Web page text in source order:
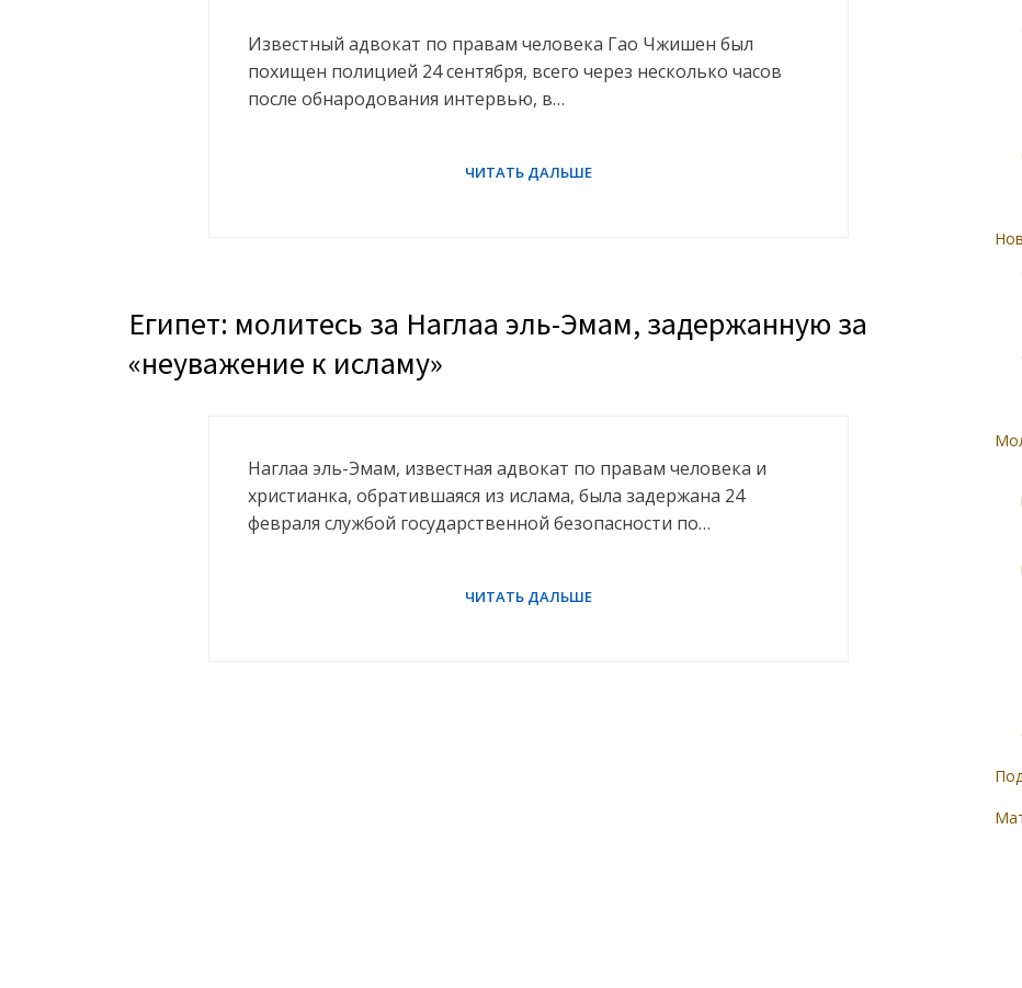
Известный адвокат по правам человека Гао Чжишен был
похищен полицией 24 сентября, всего через несколько часов
после обнародования интервью, в…
Египет: молитесь за Наглаа эль-Эмам, задержанную за
«неуважение к исламу»
Наглаа эль-Эмам, известная адвокат по правам человека и
христианка, обратившаяся из ислама, была задержана 24
февраля службой государственной безопасности по…